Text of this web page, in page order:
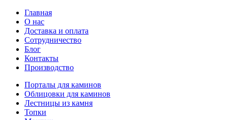
Главная
О нас
Доставка и оплата
Сотрудничество
Блог
Контакты
Производство
Порталы для каминов
Облицовки для каминов
Лестницы из камня
Топки